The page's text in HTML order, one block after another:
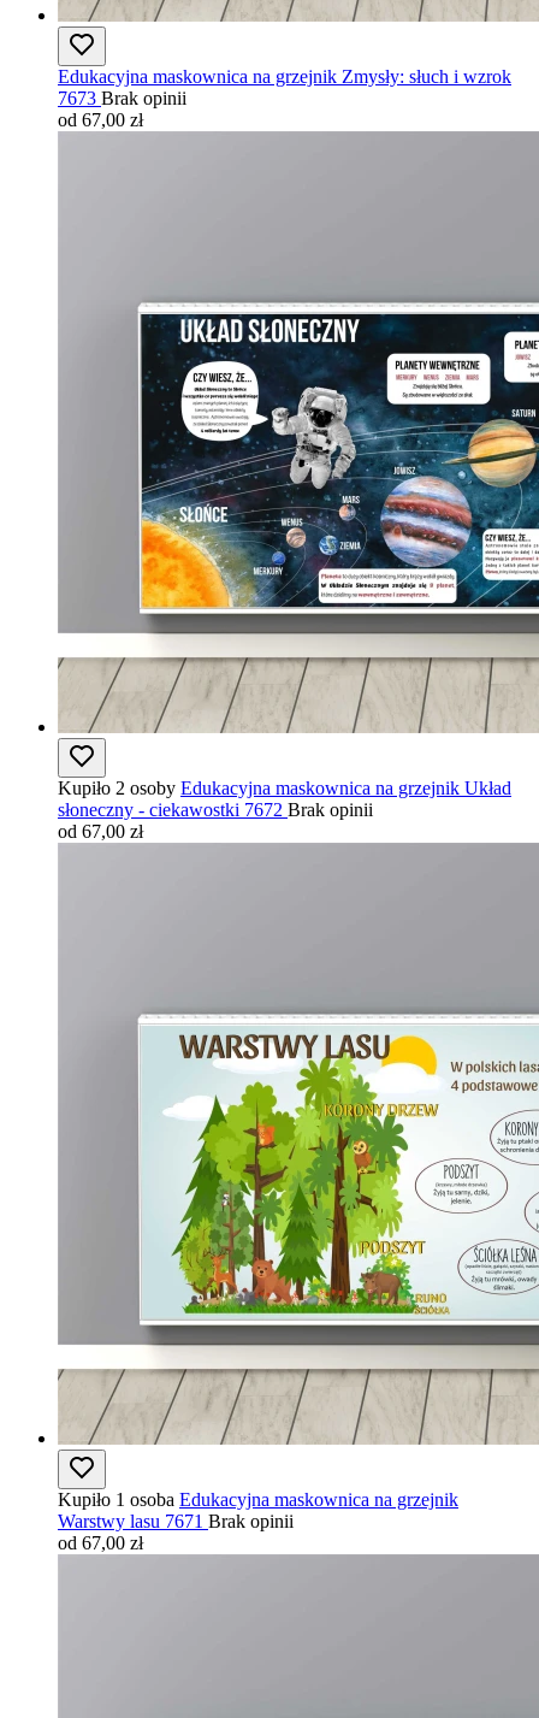
Edukacyjna maskownica na grzejnik Zmysły: słuch i wzrok
7673 Brak opinii
od 67,00 zł
Kupiło 2 osoby Edukacyjna maskownica na grzejnik Układ
słoneczny - ciekawostki 7672 Brak opinii
od 67,00 zł
Kupiło 1 osoba Edukacyjna maskownica na grzejnik
Warstwy lasu 7671 Brak opinii
od 67,00 zł